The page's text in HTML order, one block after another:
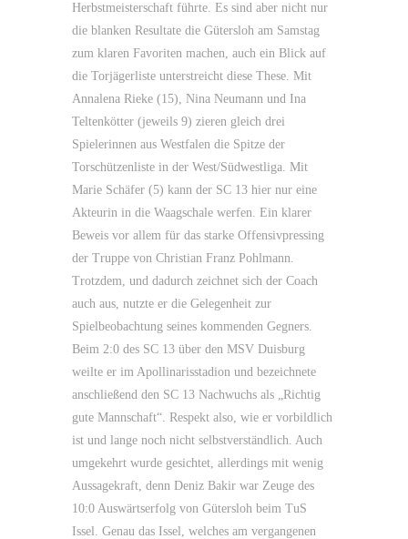
Herbstmeisterschaft führte. Es sind aber nicht nur
die blanken Resultate die Gütersloh am Samstag
zum klaren Favoriten machen, auch ein Blick auf
die Torjägerliste unterstreicht diese These. Mit
Annalena Rieke (15), Nina Neumann und Ina
Teltenkötter (jeweils 9) zieren gleich drei
Spielerinnen aus Westfalen die Spitze der
Torschützenliste in der West/Südwestliga. Mit
Marie Schäfer (5) kann der SC 13 hier nur eine
Akteurin in die Waagschale werfen. Ein klarer
Beweis vor allem für das starke Offensivpressing
der Truppe von Christian Franz Pohlmann.
Trotzdem, und dadurch zeichnet sich der Coach
auch aus, nutzte er die Gelegenheit zur
Spielbeobachtung seines kommenden Gegners.
Beim 2:0 des SC 13 über den MSV Duisburg
weilte er im Apollinarisstadion und bezeichnete
anschließend den SC 13 Nachwuchs als „Richtig
gute Mannschaft“. Respekt also, wie er vorbildlich
ist und lange noch nicht selbstverständlich. Auch
umgekehrt wurde gesichtet, allerdings mit wenig
Aussagekraft, denn Deniz Bakir war Zeuge des
10:0 Auswärtserfolg von Gütersloh beim TuS
Issel. Genau das Issel, welches am vergangenen